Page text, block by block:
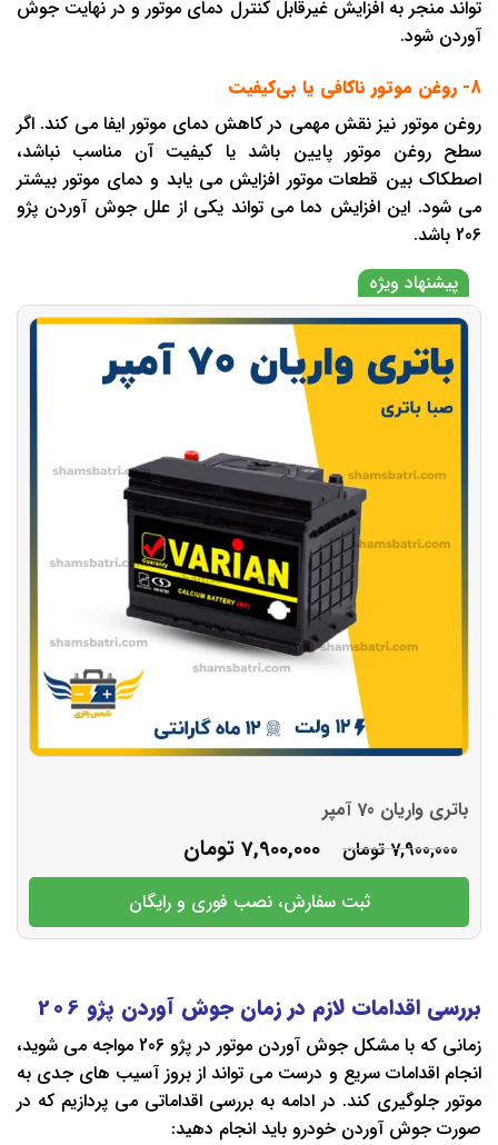
تواند منجر به افزایش غیرقابل کنترل دمای موتور و در نهایت جوش
آوردن شود.
8- روغن موتور ناکافی یا بی‌کیفیت
روغن موتور نیز نقش مهمی در کاهش دمای موتور ایفا می کند. اگر
سطح روغن موتور پایین باشد یا کیفیت آن مناسب نباشد،
اصطکاک بین قطعات موتور افزایش می یابد و دمای موتور بیشتر
می شود. این افزایش دما می تواند یکی از علل جوش آوردن پژو
206 باشد.
پیشنهاد ویژه
باتری واریان 70 آمپر
7,900,000 تومان 7,900,000 تومان
ثبت سفارش، نصب فوری و رایگان
بررسی اقدامات لازم در زمان جوش آوردن پژو 206
زمانی که با مشکل جوش آوردن موتور در پژو 206 مواجه می شوید،
انجام اقدامات سریع و درست می تواند از بروز آسیب های جدی به
موتور جلوگیری کند. در ادامه به بررسی اقداماتی می پردازیم که در
صورت جوش آوردن خودرو باید انجام دهید: